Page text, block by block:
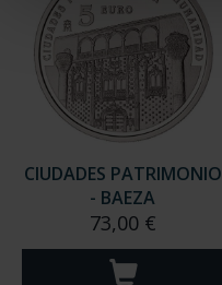
CIUDADES PATRIMONIO
- BAEZA
73,00 €